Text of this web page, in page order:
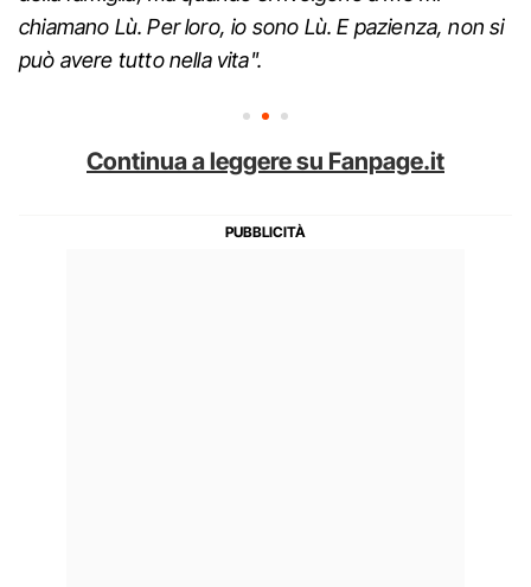
chiamano Lù. Per loro, io sono Lù. E pazienza, non si
può avere tutto nella vita".
Continua a leggere su Fanpage.it